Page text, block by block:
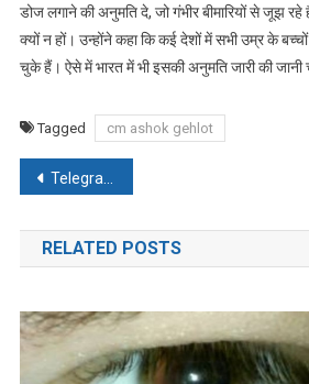
डोज लगाने की अनुमति दे, जो गंभीर बीमारियों से जूझ
क्यों न हों। उन्होंने कहा कि कई देशों में सभी उम्र के
चुके हैं। ऐसे में भारत में भी इसकी अनुमति जारी की जानी
Tagged cm ashok gehlot
Post
navigation
Telegram हो सकता है हैक
RELATED POSTS